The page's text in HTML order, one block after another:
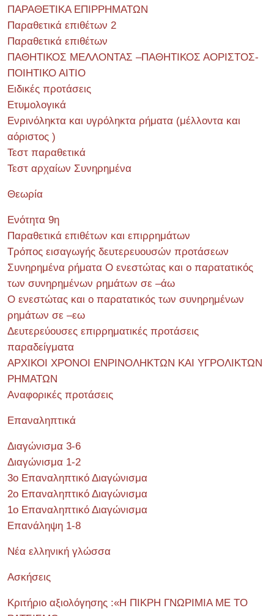
ΠΑΡΑΘΕΤΙΚΑ ΕΠΙΡΡΗΜΑΤΩΝ
Παραθετικά επιθέτων 2
Παραθετικά επιθέτων
ΠΑΘΗΤΙΚΟΣ ΜΕΛΛΟΝΤΑΣ –ΠΑΘΗΤΙΚΟΣ ΑΟΡΙΣΤΟΣ-
ΠΟΙΗΤΙΚΟ ΑΙΤΙΟ
Ειδικές προτάσεις
Ετυμολογικά
Ενρινόληκτα και υγρόληκτα ρήματα (μέλλοντα και
αόριστος )
Τεστ παραθετικά
Τεστ αρχαίων Συνηρημένα
Θεωρία
Ενότητα 9η
Παραθετικά επιθέτων και επιρρημάτων
Τρόπος εισαγωγής δευτερευουσών προτάσεων
Συνηρημένα ρήματα Ο ενεστώτας και ο παρατατικός
των συνηρημένων ρημάτων σε –άω
Ο ενεστώτας και ο παρατατικός των συνηρημένων
ρημάτων σε –εω
Δευτερεύουσες επιρρηματικές προτάσεις
παραδείγματα
ΑΡΧΙΚΟΙ ΧΡΟΝΟΙ ΕΝΡΙΝΟΛΗΚΤΩΝ ΚΑΙ ΥΓΡΟΛΙΚΤΩΝ
ΡΗΜΑΤΩΝ
Αναφορικές προτάσεις
Επαναληπτικά
Διαγώνισμα 3-6
Διαγώνισμα 1-2
3ο Επαναληπτικό Διαγώνισμα
2ο Επαναληπτικό Διαγώνισμα
1ο Επαναληπτικό Διαγώνισμα
Επανάληψη 1-8
Νέα ελληνική γλώσσα
Ασκήσεις
Κριτήριο αξιολόγησης :«Η ΠΙΚΡΗ ΓΝΩΡΙΜΙΑ ΜΕ ΤΟ